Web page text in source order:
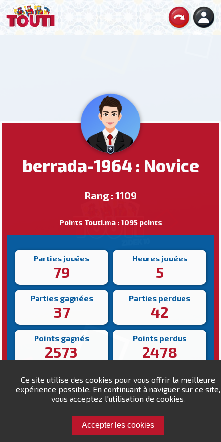
Ce site utilise des cookies pour vous offrir la meilleure
expérience possible. En continuant à naviguer sur ce site,
vous acceptez l'utilisation de cookies.
Accepter les cookies
berrada-1964 : Novice
Rang : 1109
Points Touti.ma : 1095 points
Parties jouées
79
Heures jouées
5
Parties gagnées
37
Parties perdues
42
Points gagnés
2573
Points perdus
2478
Victoire la plus rapide
162s
Victoire la plus lente
489s
Défiez berrada-1964 !